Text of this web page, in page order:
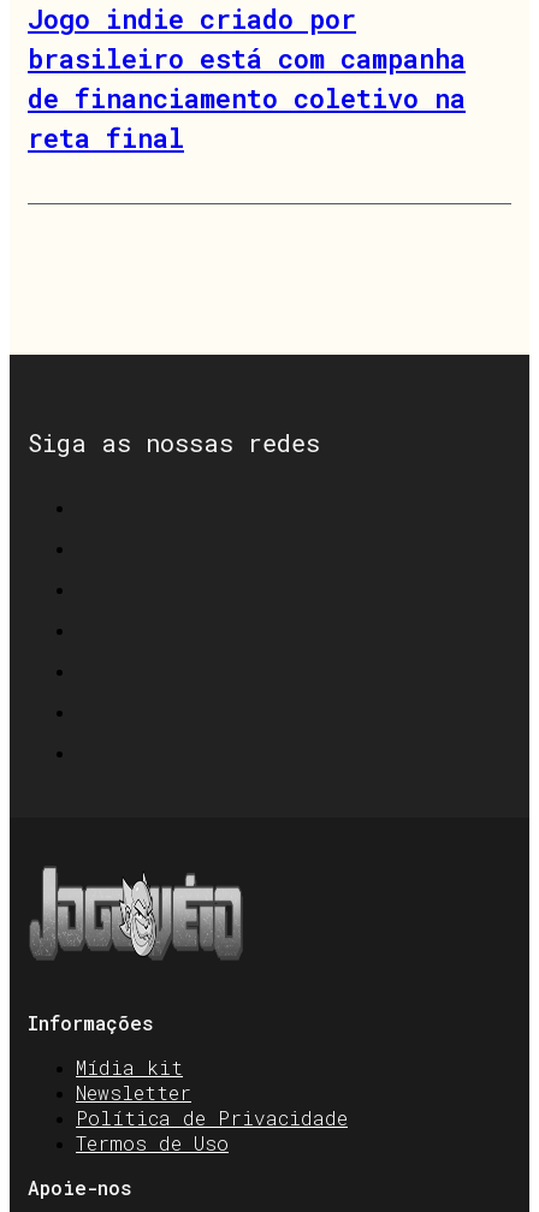
Jogo indie criado por
brasileiro está com campanha
de financiamento coletivo na
reta final
Siga as nossas redes
Informações
Mídia kit
Newsletter
Política de Privacidade
Termos de Uso
Apoie-nos